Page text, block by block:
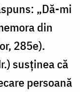
„Dă-mi
din
285e).
susținea că
persoană